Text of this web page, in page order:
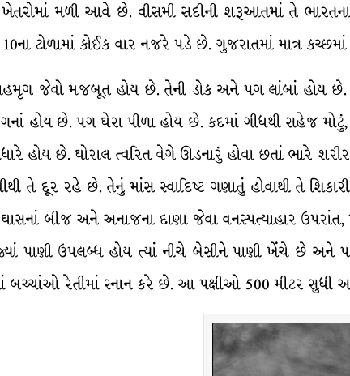
મળી આવે છે. વીસમી સદીની શરૂઆતમાં તે ભારતના
ટોળામાં કોઈક વાર નજરે પડે છે. ગુજરાતમાં માત્ર
જેવો મજબૂત હોય છે. તેની ડોક અને પગ લાંબાં હોય છે.
હોય છે. પગ ઘેરા પીળા હોય છે. કદમાં ગીધથી સહેજ
હોય છે. ઘોરાલ ત્વરિત વેગે ઊડનારું હોવા છતાં ભારે
તે દૂર રહે છે. તેનું માંસ સ્વાદિષ્ટ ગણાતું હોવાથી તે
બીજ અને અનાજના દાણા જેવા વનસ્પત્યાહાર
પાણી ઉપલબ્ધ હોય ત્યાં નીચે બેસીને પાણી ખેંચે છે અને
બચ્ચાંઓ રેતીમાં સ્નાન કરે છે. આ પક્ષીઓ 500 મીટર